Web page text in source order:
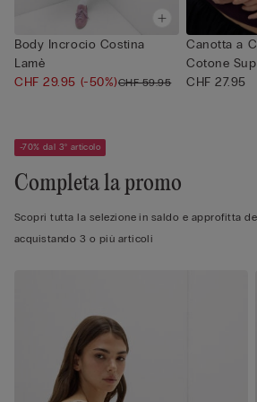
Body Incrocio Costina
Lamè
CHF 29.95 (-50%)CHF 59.95
Canotta a
Cotone
CHF 27.95
-70% dal 3° articolo
Completa la promo
Scopri tutta la selezione in saldo e approfitta
acquistando 3 o più articoli